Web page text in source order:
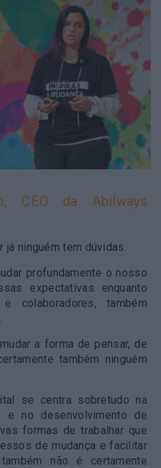
CEO da Abilways
ninguém tem dúvidas.
profundamente o nosso
expectativas enquanto
colaboradores, também
a forma de pensar, de
também ninguém
se centra sobretudo na
e no desenvolvimento de
formas de trabalhar que
de mudança e facilitar
não é certamente